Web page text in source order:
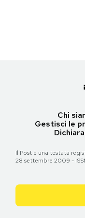
Chi
Gestisci le
Il Post è una testata
28 settembre 2009 -